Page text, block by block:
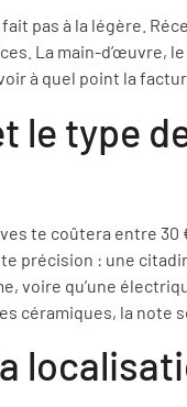
pas à la légère.
La main-d’œuvre,
à quel point la
le type
te coûtera entre
précision : une
voire qu’une
céramiques, la note